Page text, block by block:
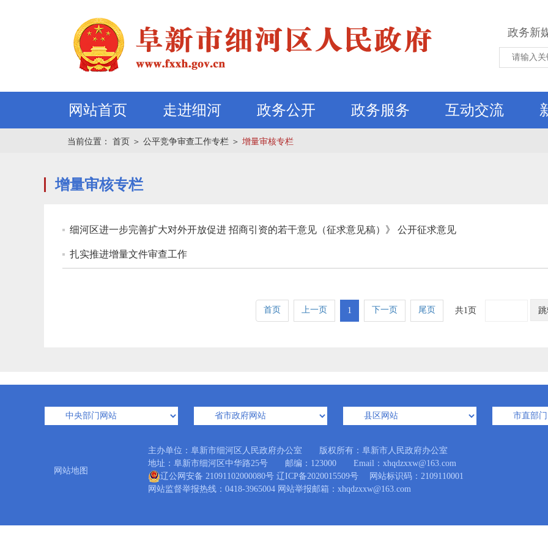
政务新
网站首页 走进细河 政务公开 政务服务 互动交流
当前位置： 首页 ＞ 公平竞争审查工作专栏 ＞ 增量审核专栏
增量审核专栏
细河区进一步完善扩大对外开放促进 招商引资的若干意见（征求意见稿）》 公开征求意见
扎实推进增量文件审查工作
首页 上一页 1 下一页 尾页 共1页
网站地图
主办单位：阜新市细河区人民政府办公室 版权所有：阜新市人民政府办公室
地址：阜新市细河区中华路25号 邮编：123000 Email：xhqdzxxw@163.com
辽公网安备 21091102000080号 辽ICP备2020015509号 网站标识码：2109110001
网站监督举报热线：0418-3965004 网站举报邮箱：xhqdzxxw@163.com